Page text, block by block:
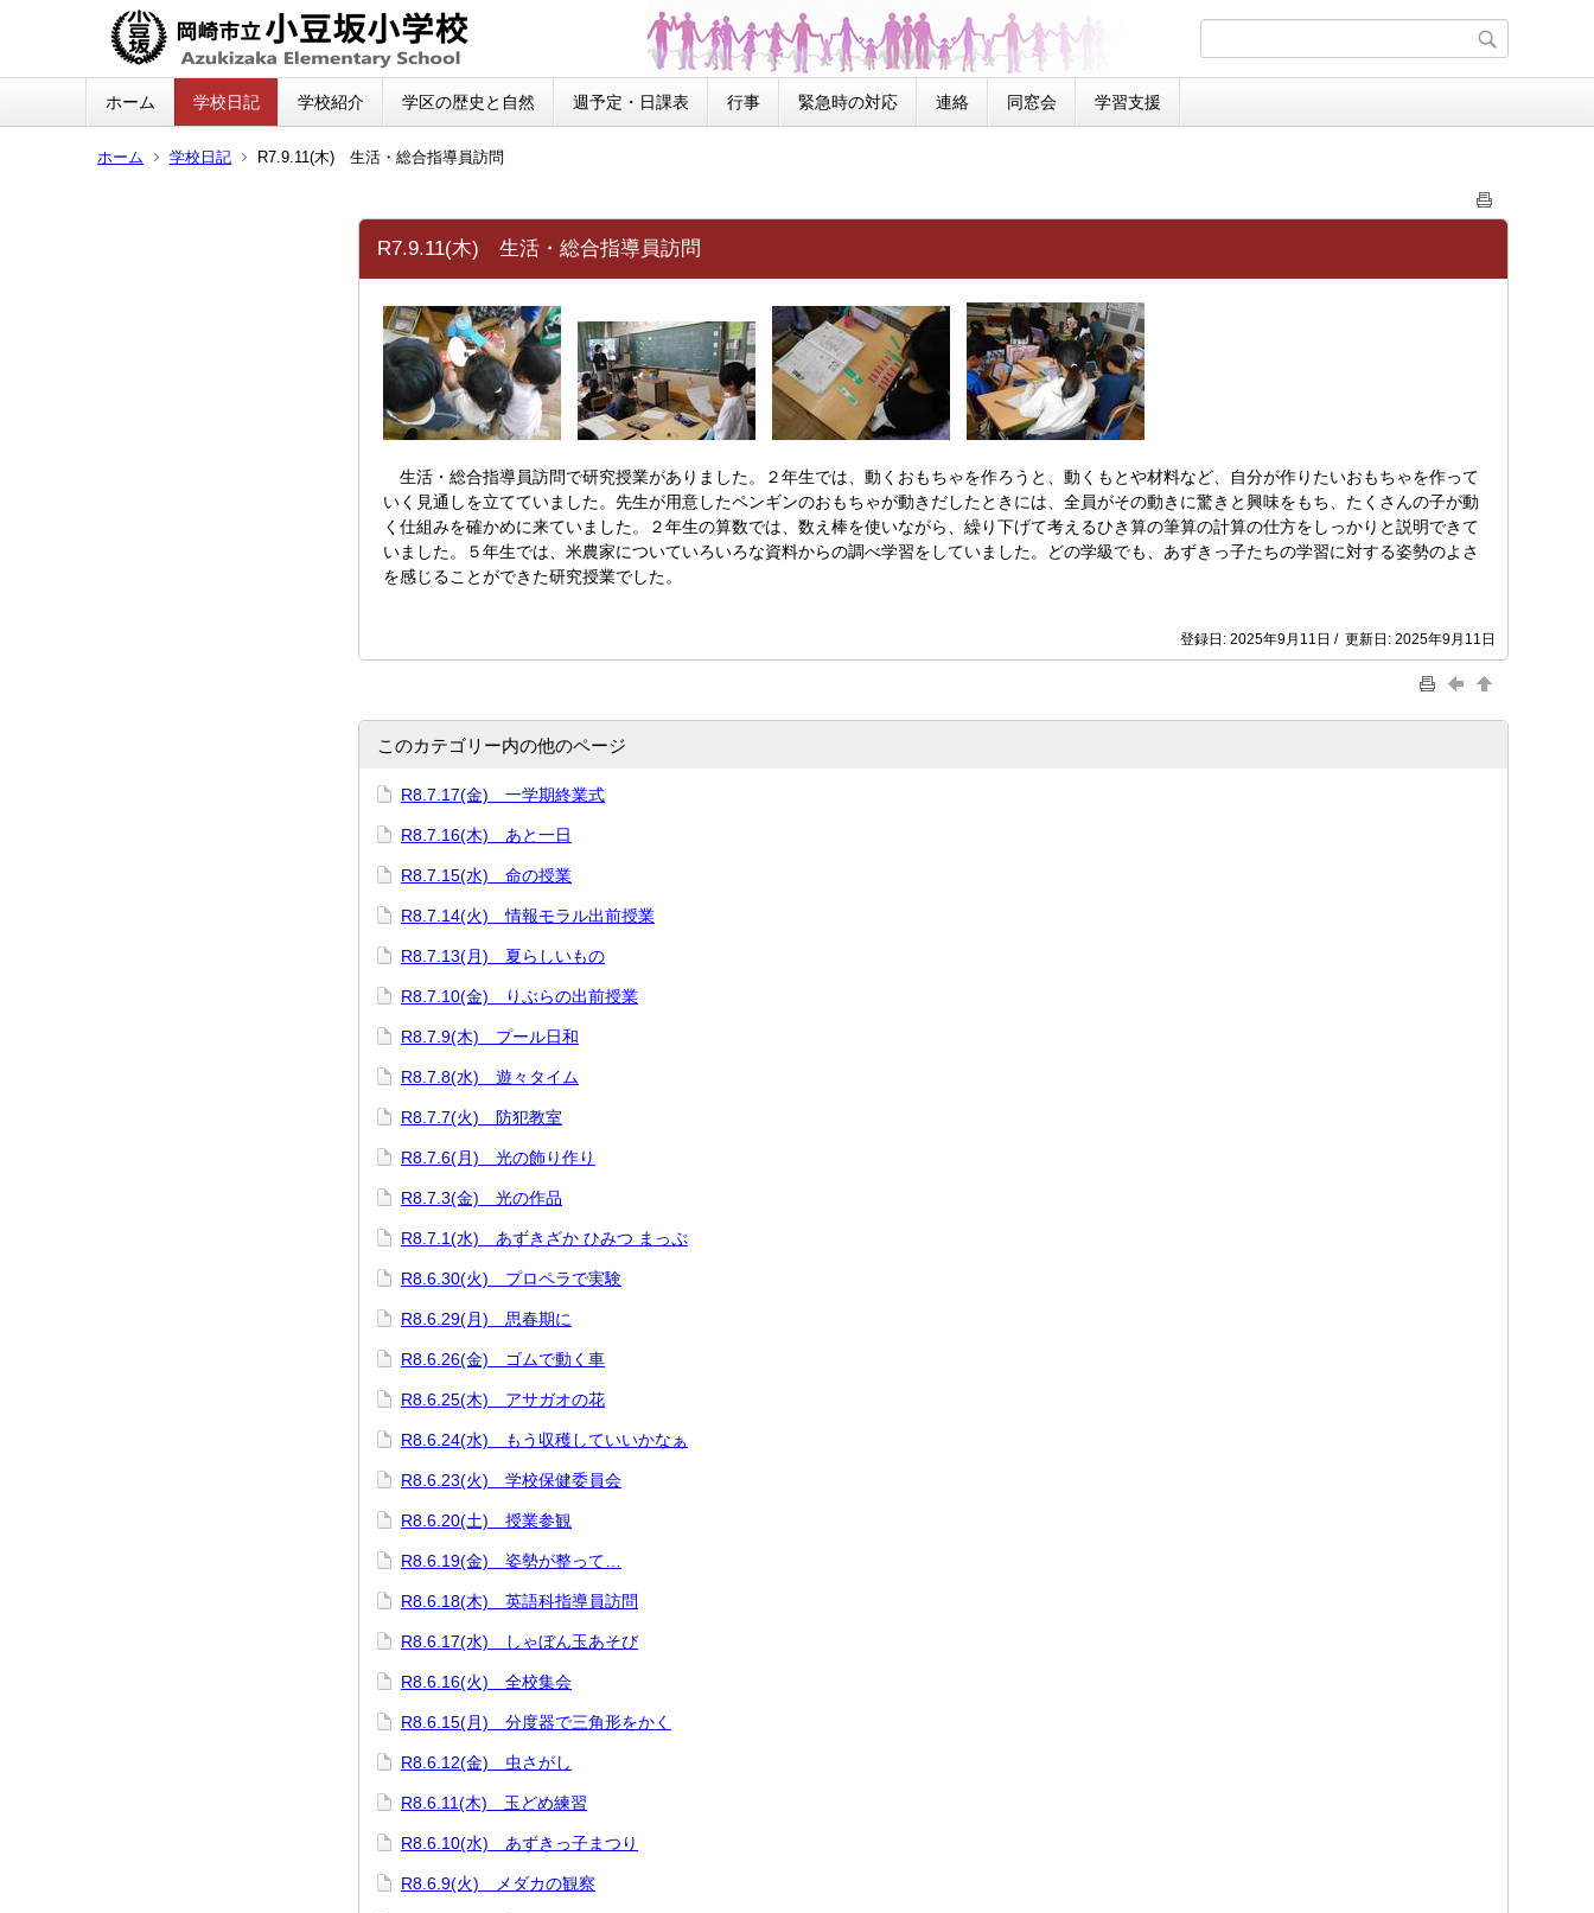
ホーム 学校日記 学校紹介 学区の歴史と自然 週予定・日課表 行事 緊急時の対応 連絡 同窓会 学習支援
ホーム 学校日記 R7.9.11(木) 生活・総合指導員訪問
R7.9.11(木) 生活・総合指導員訪問
生活・総合指導員訪問で研究授業がありました。２年生では、動くおもちゃを作ろうと、動くもとや材料など、自分が作りたいおもちゃを作って
いく見通しを立てていました。先生が用意したペンギンのおもちゃが動きだしたときには、全員がその動きに驚きと興味をもち、たくさんの子が動
く仕組みを確かめに来ていました。２年生の算数では、数え棒を使いながら、繰り下げて考えるひき算の筆算の計算の仕方をしっかりと説明できて
いました。５年生では、米農家についていろいろな資料からの調べ学習をしていました。どの学級でも、あずきっ子たちの学習に対する姿勢のよさ
を感じることができた研究授業でした。
登録日: 2025年9月11日 / 更新日: 2025年9月11日
このカテゴリー内の他のページ
R8.7.17(金) 一学期終業式
R8.7.16(木) あと一日
R8.7.15(水) 命の授業
R8.7.14(火) 情報モラル出前授業
R8.7.13(月) 夏らしいもの
R8.7.10(金) りぶらの出前授業
R8.7.9(木) プール日和
R8.7.8(水) 遊々タイム
R8.7.7(火) 防犯教室
R8.7.6(月) 光の飾り作り
R8.7.3(金) 光の作品
R8.7.1(水) あずきざか ひみつ まっぷ
R8.6.30(火) プロペラで実験
R8.6.29(月) 思春期に
R8.6.26(金) ゴムで動く車
R8.6.25(木) アサガオの花
R8.6.24(水) もう収穫していいかなぁ
R8.6.23(火) 学校保健委員会
R8.6.20(土) 授業参観
R8.6.19(金) 姿勢が整って…
R8.6.18(木) 英語科指導員訪問
R8.6.17(水) しゃぼん玉あそび
R8.6.16(火) 全校集会
R8.6.15(月) 分度器で三角形をかく
R8.6.12(金) 虫さがし
R8.6.11(木) 玉どめ練習
R8.6.10(水) あずきっ子まつり
R8.6.9(火) メダカの観察